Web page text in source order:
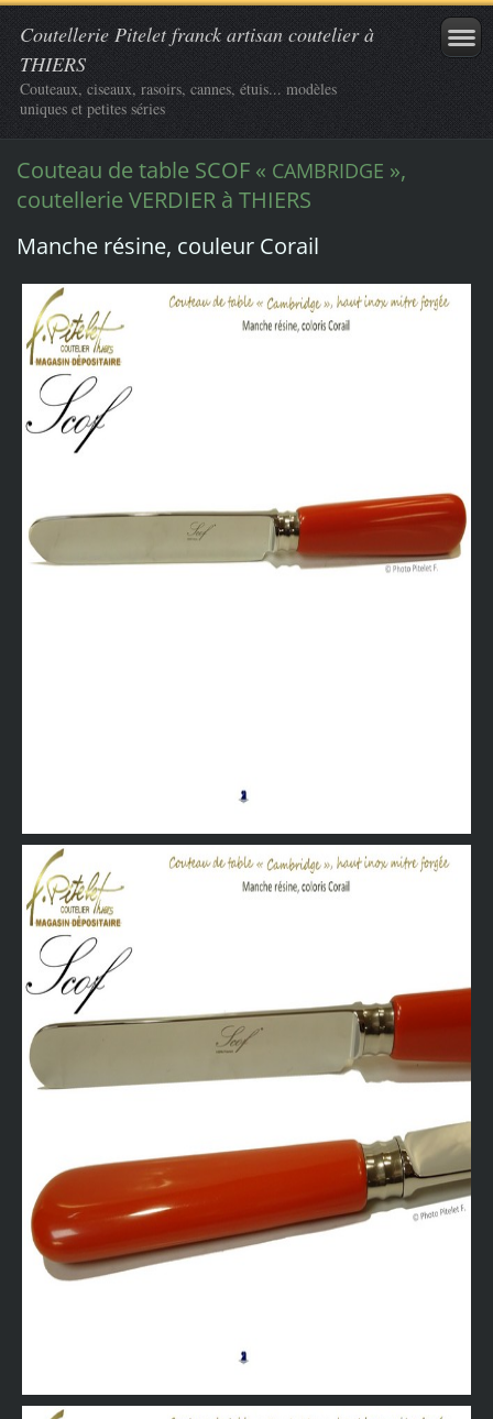
Coutellerie Pitelet franck artisan coutelier à
THIERS
Couteaux, ciseaux, rasoirs, cannes, étuis... modèles
uniques et petites séries
Couteau de table SCOF « CAMBRIDGE »,
coutellerie VERDIER à THIERS
Manche résine, couleur Corail